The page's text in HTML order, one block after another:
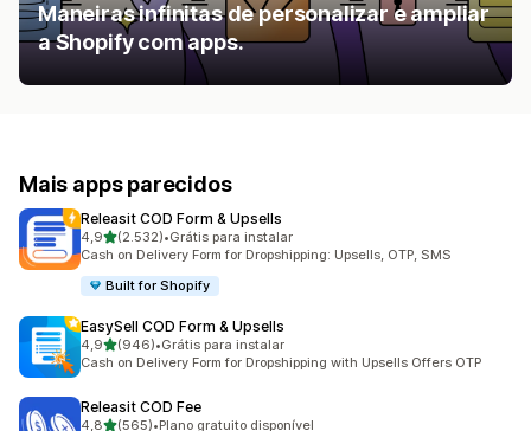
Maneiras infinitas de personalizar e ampliar
a Shopify com apps.
Mais apps parecidos
Releasit COD Form & Upsells
4,9de 5 estrelas
(2.532)
2532 avaliações ao todo
•Grátis para instalar
Cash on Delivery Form for Dropshipping: Upsells, OTP, SMS
Built for Shopify
EasySell COD Form & Upsells
4,9de 5 estrelas
(946)
946 avaliações ao todo
•Grátis para instalar
Cash on Delivery Form for Dropshipping with Upsells Offers OTP
Releasit COD Fee
4,8de 5 estrelas
(565)•Plano gratuito disponível